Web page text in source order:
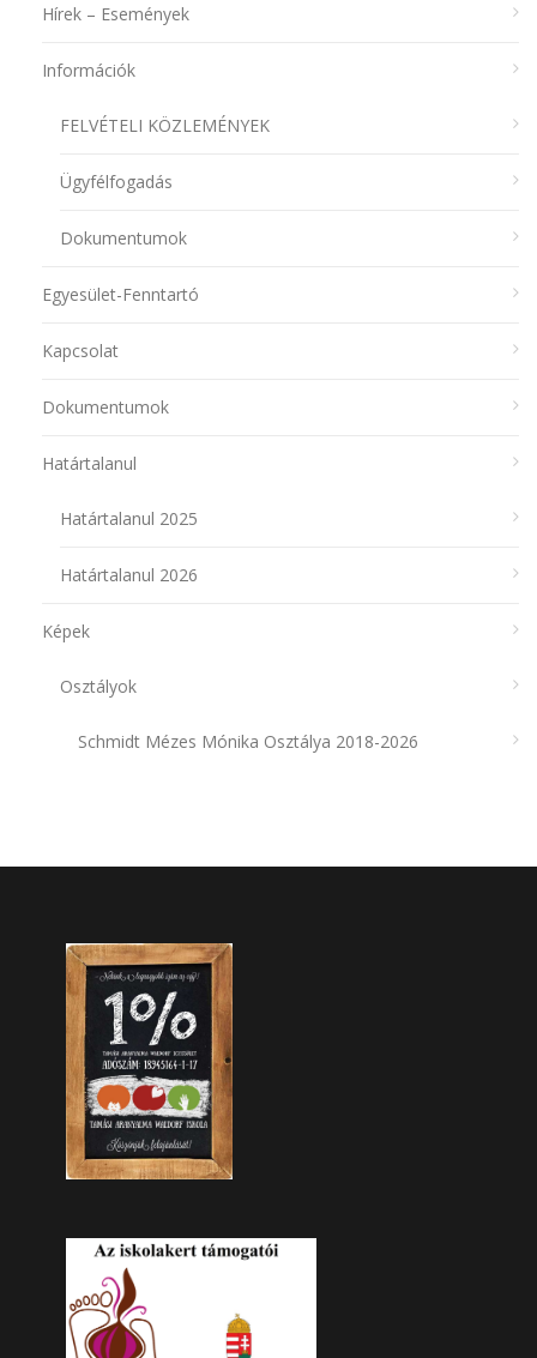
Hírek – Események
Információk
FELVÉTELI KÖZLEMÉNYEK
Ügyfélfogadás
Dokumentumok
Egyesület-Fenntartó
Kapcsolat
Dokumentumok
Határtalanul
Határtalanul 2025
Határtalanul 2026
Képek
Osztályok
Schmidt Mézes Mónika Osztálya 2018-2026